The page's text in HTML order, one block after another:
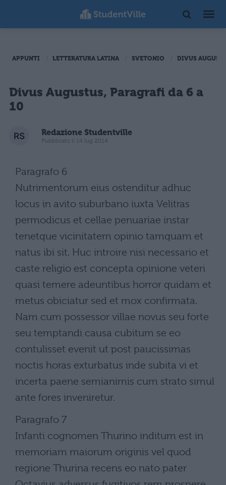
APPUNTI LETTERATURA LATINA SVETONIO DIVUS
Divus Augustus, Paragrafi da 6 a
10
Redazione Studentville
Pubblicato il 14 lug 2014
Paragrafo 6
Nutrimentorum eius ostenditur adhuc
locus in avito suburbano iuxta Velitras
permodicus et cellae penuariae instar
tenetque vicinitatem opinio tamquam et
natus ibi sit. Huc introire nisi necessario et
caste religio est concepta opinione veteri
quasi temere adeuntibus horror quidam et
metus obiciatur sed et mox confirmata.
Nam cum possessor villae novus seu forte
seu temptandi causa cubitum se eo
contulisset evenit ut post paucissimas
noctis horas exturbatus inde subita vi et
incerta paene semianimis cum strato simul
ante fores inveniretur.
Paragrafo 7
Infanti cognomen Thurino inditum est in
memoriam maiorum originis vel quod
regione Thurina recens eo nato pater